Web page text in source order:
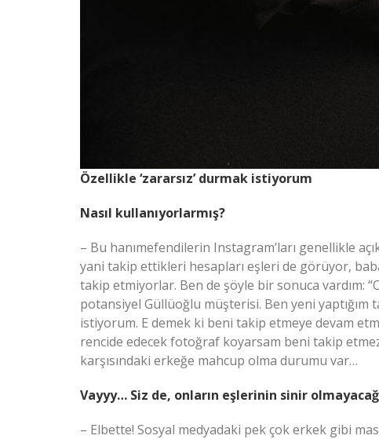
Özellikle ‘zararsız’ durmak istiyorum
Nasıl kullanıyorlarmış?
– Bu hanımefendilerin Instagram’ları genellikle
yani takip ettikleri hesapları eşleri de görüyor,
takip etmiyorlar. Ben de şöyle bir sonuca vardım:
potansiyel Güllüoğlu müşterisi. Ben yeni
istiyorum. E demek ki beni takip etmeye devam
rencide edecek fotoğraf koyarsam beni takip
karşısındaki erkeğe mahcup olma durumu var…
Vayyy… Siz de, onların eşlerinin sinir
– Elbette! Sosyal medyadaki pek çok erkek gibi